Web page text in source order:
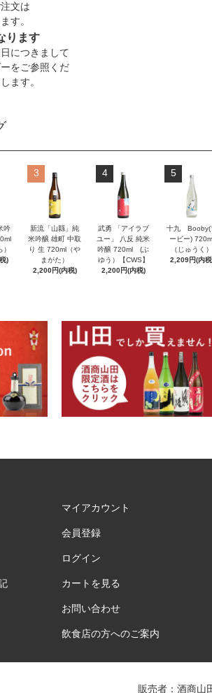
文は
す。
ります
につきまして
をご参照くだ
ます。
吟
)
3
新流「山縣」純
米吟醸 雄町 中取
り 生 720ml（や
まがた）
2,200円(内税)
4
武勇 「アイラブ
ユー」 八反 純米
吟醸 720ml (ぶ
ゆう）【CWS】
2,200円(内税)
5
十九 Booby(
ービー)
（じゅうく）
2,209円(内
マイアカウント
会員登録
ログイン
カートを見る
お問い合わせ
飲食店の方へのご案内
販売者：酒商